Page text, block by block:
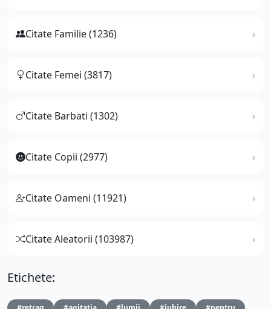
Citate Familie (1236)
Citate Femei (3817)
Citate Barbati (1302)
Citate Copii (2977)
Citate Oameni (11921)
Citate Aleatorii (103987)
Etichete: